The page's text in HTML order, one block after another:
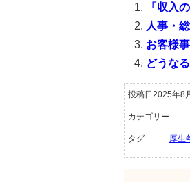
「収入
人事・
お客様
どうな
投稿日2025年8
カテゴリー
タグ 厚生